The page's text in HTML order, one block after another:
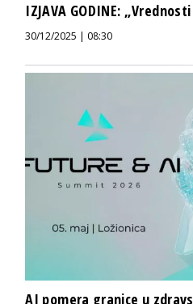
IZJAVA GODINE:
30/12/2025 | 08:30
AI pomera granice u